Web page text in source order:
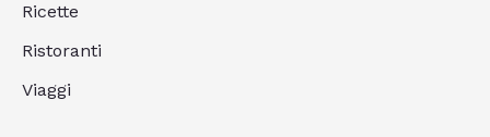
Ricette
Ristoranti
Viaggi